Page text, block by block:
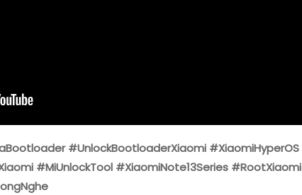
#UnlockBootloaderXiaomi #XiaomiHyperOS
#MiUnlockTool #XiaomiNote13Series #RootXiaomi